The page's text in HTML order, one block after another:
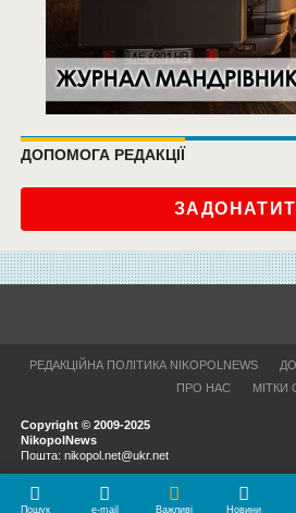
ДОПОМОГА РЕДАКЦІЇ
РЕДАКЦІЙНА ПОЛІТИКА NIKOPOLNEWS
ПРО НАС
МІТКИ
Copyright © 2009-2025
NikopolNews
Пошта: nikopol.net@ukr.net
Пошук e-mail Важливі Новини